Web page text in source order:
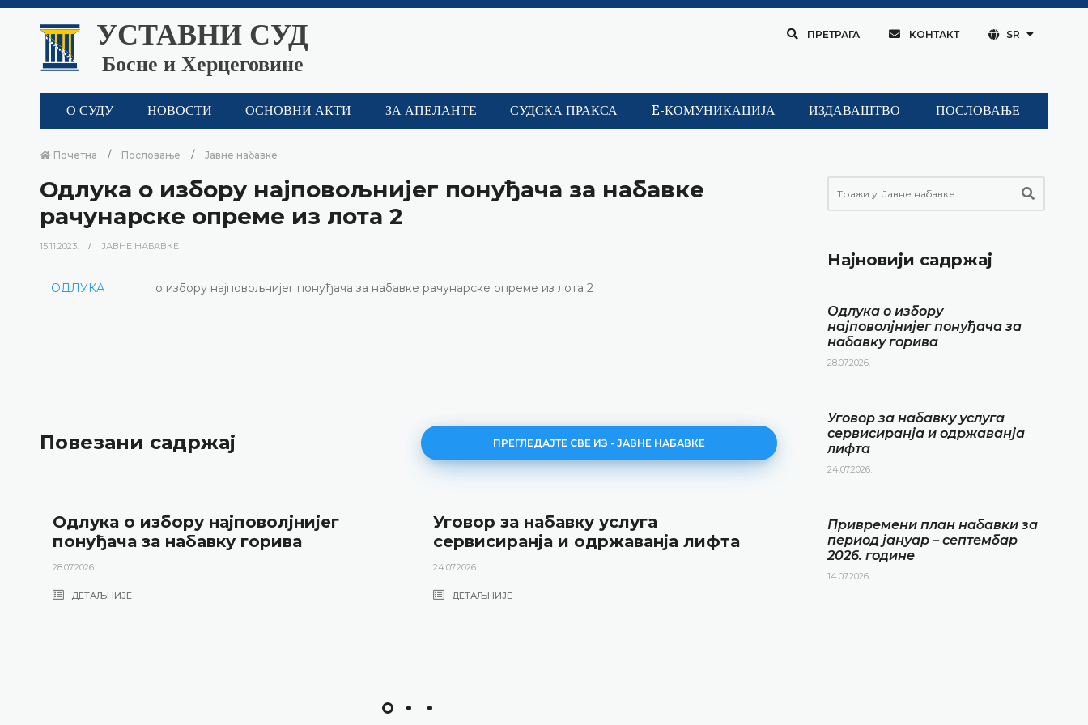
УСТАВНИ СУД
Босне и Херцеговине
ПРЕТРАГА КОНТАКТ SR
О СУДУ НОВОСТИ ОСНОВНИ АКТИ ЗА АПЕЛАНТЕ СУДСКА ПРАКСА E-КОМУНИКАЦИЈА ИЗДАВАШТВО ПОСЛОВАЊЕ
Почетна Пословање Јавне набавке
Одлука о избору најповољнијег понуђача за набавке
рачунарске опреме из лота 2
15.11.2023. ЈАВНЕ НАБАВКЕ
ОДЛУКА о избору најповољнијег понуђача за набавке рачунарске опреме из лота 2
Повезани садржај ПРЕГЛЕДАЈТЕ СВЕ ИЗ - ЈАВНЕ НАБАВКЕ
Одлука о избору најповолјнијег
понуђача за набавку горива
28.07.2026.
ДЕТАЉНИЈЕ
Уговор за набавку услуга
сервисиранја и одржаванја лифта
24.07.2026.
ДЕТАЉНИЈЕ
Привремени план набавки за
период јануар – септембар
године
Најновији садржај
Одлука о избору
најповолјнијег понуђача за
набавку горива
28.07.2026.
Уговор за набавку услуга
сервисиранја и одржаванја
лифта
24.07.2026.
Привремени план набавки за
период јануар – септембар
2026. године
14.07.2026.